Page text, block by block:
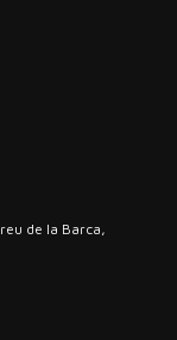
de la Barca,